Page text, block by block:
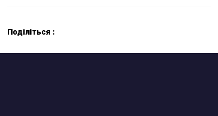
Поділіться :